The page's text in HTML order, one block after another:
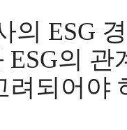
의 ESG
ESG의 관
려되어야